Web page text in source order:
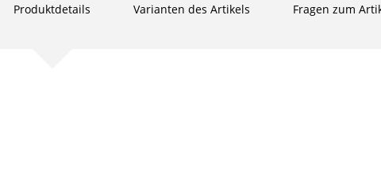
Produktdetails Varianten des Artikels Fragen zum